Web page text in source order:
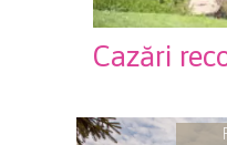
Cazări